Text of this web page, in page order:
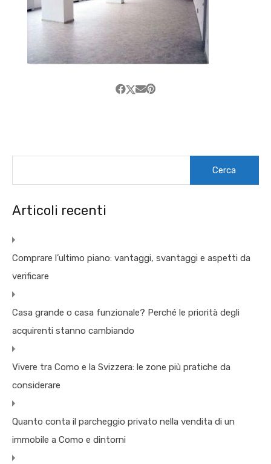
Articoli recenti
Comprare l’ultimo piano: vantaggi, svantaggi e aspetti da
verificare
Casa grande o casa funzionale? Perché le priorità degli
acquirenti stanno cambiando
Vivere tra Como e la Svizzera: le zone più pratiche da
considerare
Quanto conta il parcheggio privato nella vendita di un
immobile a Como e dintorni